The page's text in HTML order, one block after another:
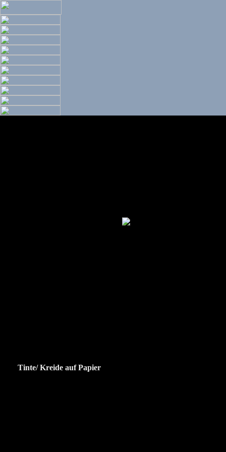
Tinte/ Kreide auf Papier